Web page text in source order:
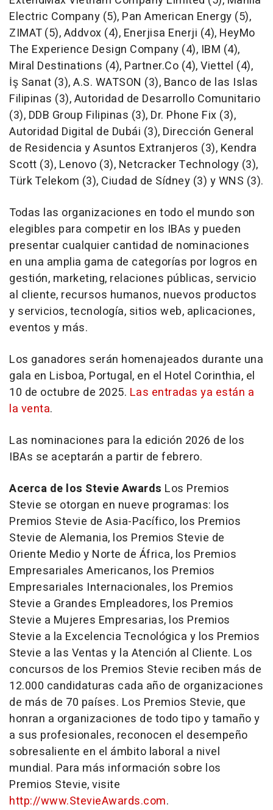
Electric Company (5), Pan American Energy (5),
ZIMAT (5), Addvox (4), Enerjisa Enerji (4), HeyMo
The Experience Design Company (4), IBM (4),
Miral Destinations (4), Partner.Co (4), Viettel (4),
İş Sanat (3), A.S. WATSON (3), Banco de las Islas
Filipinas (3), Autoridad de Desarrollo Comunitario
(3), DDB Group Filipinas (3), Dr. Phone Fix (3),
Autoridad Digital de Dubái (3), Dirección General
de Residencia y Asuntos Extranjeros (3), Kendra
Scott (3), Lenovo (3), Netcracker Technology (3),
Türk Telekom (3), Ciudad de Sídney (3) y WNS (3).
Todas las organizaciones en todo el mundo son
elegibles para competir en los IBAs y pueden
presentar cualquier cantidad de nominaciones
en una amplia gama de categorías por logros en
gestión, marketing, relaciones públicas, servicio
al cliente, recursos humanos, nuevos productos
y servicios, tecnología, sitios web, aplicaciones,
eventos y más.
Los ganadores serán homenajeados durante una
gala en Lisboa, Portugal, en el Hotel Corinthia, el
10 de octubre de 2025. Las entradas ya están a
la venta.
Las nominaciones para la edición 2026 de los
IBAs se aceptarán a partir de febrero.
Acerca de los Stevie Awards Los Premios
Stevie se otorgan en nueve programas: los
Premios Stevie de Asia-Pacífico, los Premios
Stevie de Alemania, los Premios Stevie de
Oriente Medio y Norte de África, los Premios
Empresariales Americanos, los Premios
Empresariales Internacionales, los Premios
Stevie a Grandes Empleadores, los Premios
Stevie a Mujeres Empresarias, los Premios
Stevie a la Excelencia Tecnológica y los Premios
Stevie a las Ventas y la Atención al Cliente. Los
concursos de los Premios Stevie reciben más de
12.000 candidaturas cada año de organizaciones
de más de 70 países. Los Premios Stevie, que
honran a organizaciones de todo tipo y tamaño y
a sus profesionales, reconocen el desempeño
sobresaliente en el ámbito laboral a nivel
mundial. Para más información sobre los
Premios Stevie, visite
http://www.StevieAwards.com.